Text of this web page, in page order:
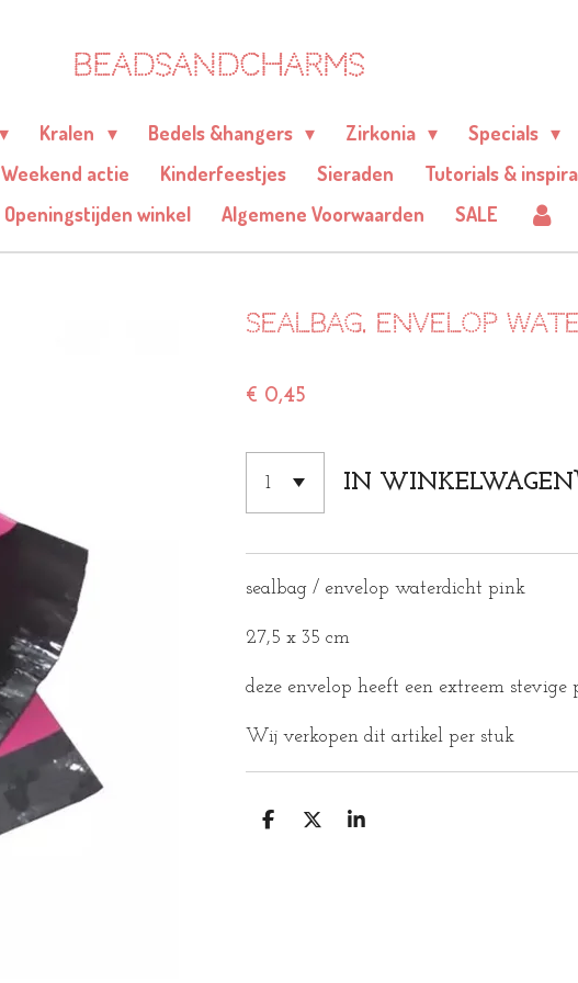
BEADSANDCHARMS
Kralen Bedels &hangers Zirkonia Specials
Weekend actie Kinderfeestjes Sieraden Tutorials &
Openingstijden winkel Algemene Voorwaarden SALE
Sealbag. Envelop
€ 0,45
IN WINKELWAGEN
sealbag / envelop waterdicht pink
27,5 x 35 cm
deze envelop heeft een extreem
Wij verkopen dit artikel per stuk
D
D
S